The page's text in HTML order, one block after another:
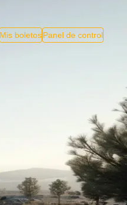
Mis boletosPanel de control